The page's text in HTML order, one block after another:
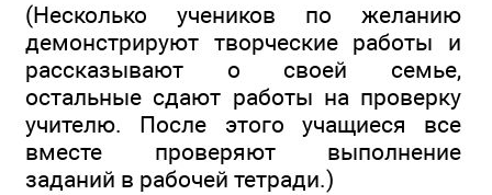
(Несколько учеников по желанию
демонстрируют творческие работы и
рассказывают о своей семье,
остальные сдают работы на проверку
учителю. После этого учащиеся все
вместе проверяют выполнение
заданий в рабочей тетради.)